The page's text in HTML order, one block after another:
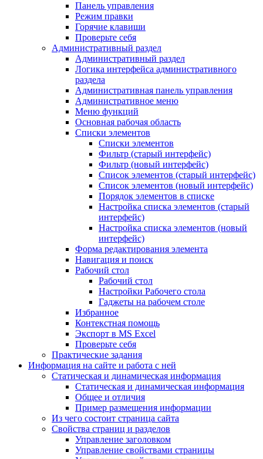
Панель управления
Режим правки
Горячие клавиши
Проверьте себя
Административный раздел
Административный раздел
Логика интерфейса административного
раздела
Административная панель управления
Административное меню
Меню функций
Основная рабочая область
Списки элементов
Списки элементов
Фильтр (старый интерфейс)
Фильтр (новый интерфейс)
Список элементов (старый интерфейс)
Список элементов (новый интерфейс)
Порядок элементов в списке
Настройка списка элементов (старый
интерфейс)
Настройка списка элементов (новый
интерфейс)
Форма редактирования элемента
Навигация и поиск
Рабочий стол
Рабочий стол
Настройки Рабочего стола
Гаджеты на рабочем столе
Избранное
Контекстная помощь
Экспорт в MS Excel
Проверьте себя
Практические задания
Информация на сайте и работа с ней
Статическая и динамическая информация
Статическая и динамическая информация
Общее и отличия
Пример размещения информации
Из чего состоит страница сайта
Свойства страниц и разделов
Управление заголовком
Управление свойствами страницы